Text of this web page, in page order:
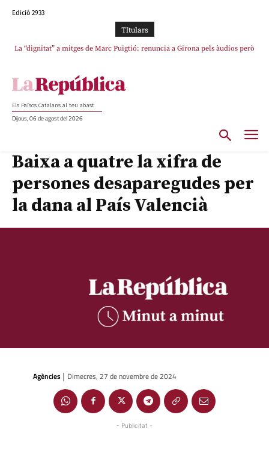
Edició 2933
TItulars
La “dignitat” a mitges de Marc Puigtió: renuncia a Girona pels àudios però
Junts exigeix que Catalunya quedi “fora” del repartiment dels menors
Els Països Catalans al teu abast
Dijous, 06 de agost del 2026
Baixa a quatre la xifra de
persones desaparegudes per
la dana al País Valencià
Agències | Dimecres, 27 de novembre de 2024
- Publicitat -